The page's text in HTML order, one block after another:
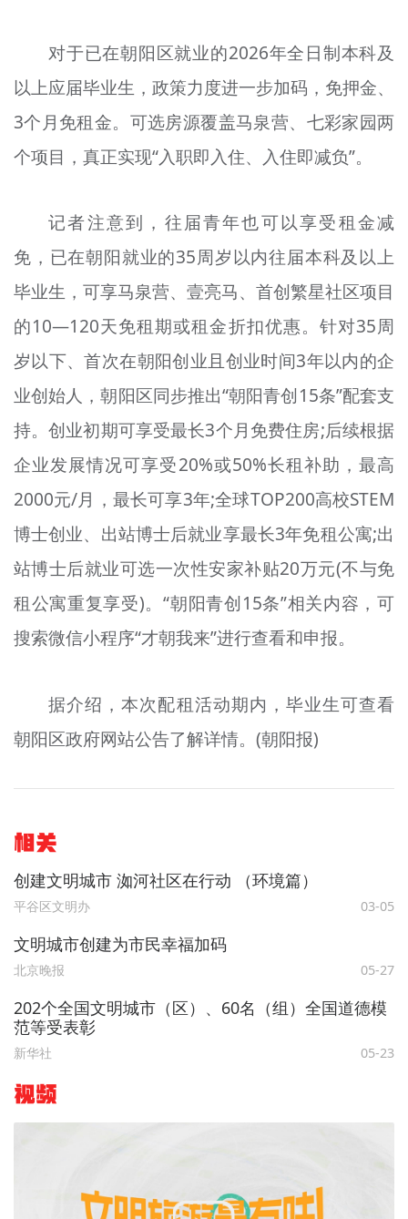
对于已在朝阳区就业的2026年全日制本科及
以上应届毕业生，政策力度进一步加码，免押金、
3个月免租金。可选房源覆盖马泉营、七彩家园两
个项目，真正实现“入职即入住、入住即减负”。
记者注意到，往届青年也可以享受租金减
免，已在朝阳就业的35周岁以内往届本科及以上
毕业生，可享马泉营、壹亮马、首创繁星社区项目
的10—120天免租期或租金折扣优惠。针对35周
岁以下、首次在朝阳创业且创业时间3年以内的企
业创始人，朝阳区同步推出“朝阳青创15条”配套支
持。创业初期可享受最长3个月免费住房;后续根据
企业发展情况可享受20%或50%长租补助，最高
2000元/月，最长可享3年;全球TOP200高校STEM
博士创业、出站博士后就业享最长3年免租公寓;出
站博士后就业可选一次性安家补贴20万元(不与免
租公寓重复享受)。“朝阳青创15条”相关内容，可
搜索微信小程序“才朝我来”进行查看和申报。
据介绍，本次配租活动期内，毕业生可查看
朝阳区政府网站公告了解详情。(朝阳报)
相关
创建文明城市 洳河社区在行动 （环境篇）
平谷区文明办 03-05
文明城市创建为市民幸福加码
北京晚报 05-27
202个全国文明城市（区）、60名（组）全国道德模
范等受表彰
新华社 05-23
视频